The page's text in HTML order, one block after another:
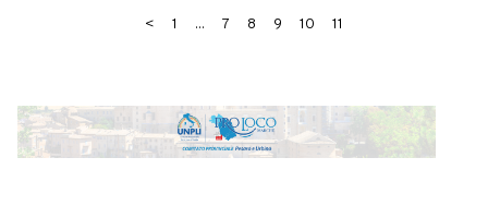
< 1 ... 7 8 9 10 11